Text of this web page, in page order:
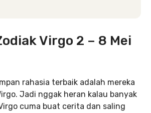
Virgo 2 – 8 Mei
rahasia terbaik adalah mereka
Jadi nggak heran kalau banyak
cuma buat cerita dan saling